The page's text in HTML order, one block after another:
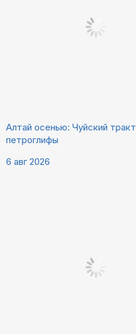
Алтай осенью: Чуйский
петроглифы
6 авг 2026